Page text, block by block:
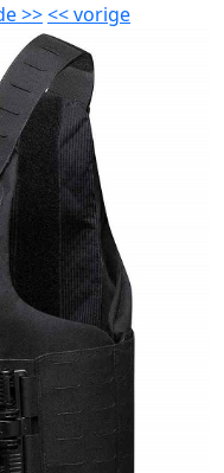
>><<vorige